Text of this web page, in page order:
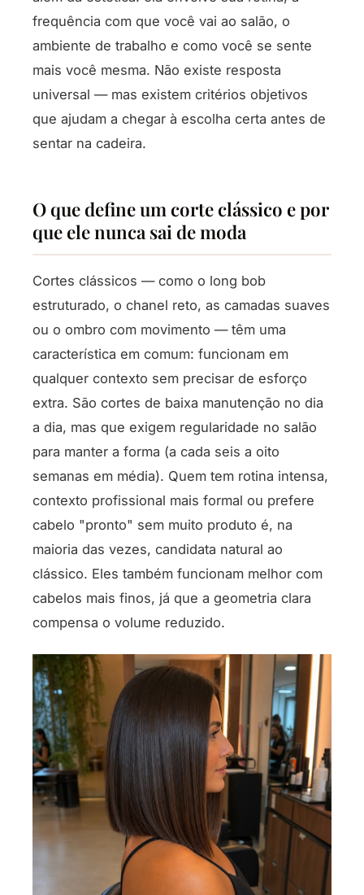
frequência com que você vai ao salão, o
ambiente de trabalho e como você se sente
mais você mesma. Não existe resposta
universal — mas existem critérios objetivos
que ajudam a chegar à escolha certa antes de
sentar na cadeira.
O que define um corte clássico e por
que ele nunca sai de moda
Cortes clássicos — como o long bob
estruturado, o chanel reto, as camadas suaves
ou o ombro com movimento — têm uma
característica em comum: funcionam em
qualquer contexto sem precisar de esforço
extra. São cortes de baixa manutenção no dia
a dia, mas que exigem regularidade no salão
para manter a forma (a cada seis a oito
semanas em média). Quem tem rotina intensa,
contexto profissional mais formal ou prefere
cabelo "pronto" sem muito produto é, na
maioria das vezes, candidata natural ao
clássico. Eles também funcionam melhor com
cabelos mais finos, já que a geometria clara
compensa o volume reduzido.